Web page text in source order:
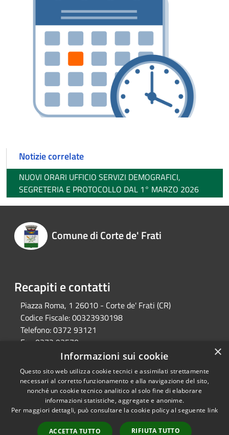
Notizie correlate
NUOVI ORARI UFFICIO SERVIZI DEMOGRAFICI,
SEGRETERIA E PROTOCOLLO DAL 1° MARZO 2026
Comune di Corte de' Frati
Recapiti e contatti
Piazza Roma, 1 26010 - Corte de' Frati (CR)
Codice Fiscale:00323930198
Telefono:0372 93121
Fax:
0372 93570
info@comune.cortedefrati.cr.it
Pec:
comune.cortedefrati.cr@pec.it
Accessibilità
Copyright © 2026 • Comune di
Corte de' Frati • Powered by
Municipium•
Accesso
×
Informazioni sui cookie
Questo sito web utilizza cookie tecnici e assimilati strettamente
necessari al corretto funzionamento e alla navigazione del sito,
nonché un cookie tecnico analitico al solo fine di elaborare
informazioni statistiche, aggregate e anonime.
Per maggiori dettagli, può consultare la cookie policy al seguente link
ACCETTA TUTTO RIFIUTA TUTTO